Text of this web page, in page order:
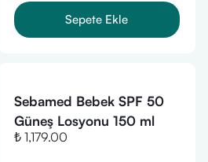
Sepete Ekle
Sebamed Bebek SPF 50
Güneş Losyonu 150 ml
₺ 1,179.00